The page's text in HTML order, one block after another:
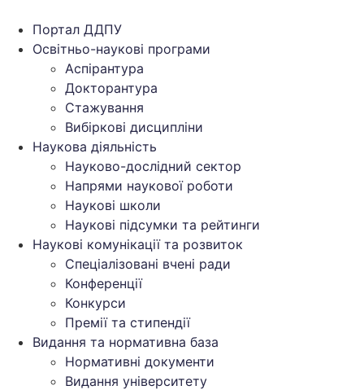
вмісту
Портал ДДПУ
Освітньо-наукові програми
Аспірантура
Докторантура
Стажування
Вибіркові дисципліни
Наукова діяльність
Науково-дослідний сектор
Напрями наукової роботи
Наукові школи
Наукові підсумки та рейтинги
Наукові комунікації та розвиток
Спеціалізовані вчені ради
Конференції
Конкурси
Премії та стипендії
Видання та нормативна база
Нормативні документи
Видання університету